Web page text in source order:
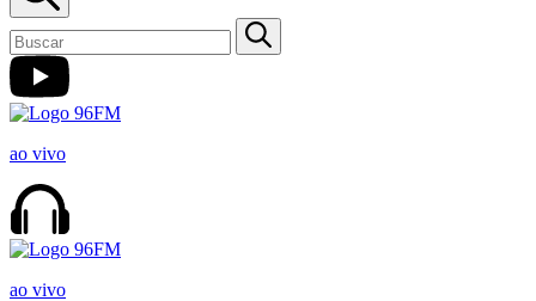
ao vivo
ao vivo